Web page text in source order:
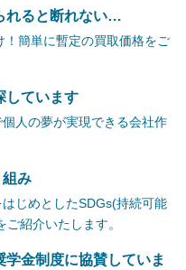
れると断れない…
！簡単に暫定の買取価格をご
しています
人の夢が実現できる会社作
組み
じめとしたSDGs(持続可能
紹介いたします。
学金制度に協賛していま